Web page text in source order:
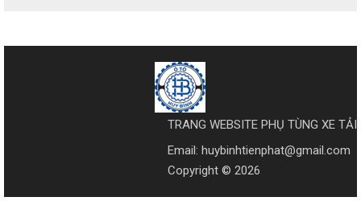
TRANG WEBSITE PHỤ TÙNG XE TẢI
Email: huybinhtienphat@gmail.com
Copyright © 2026